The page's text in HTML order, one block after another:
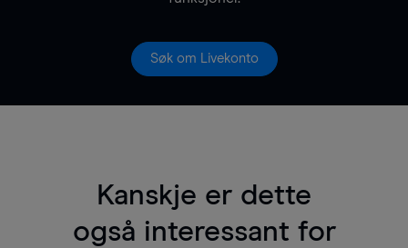
Søk om Livekonto
Kanskje er dette
også interessant for